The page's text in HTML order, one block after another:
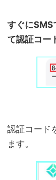
すぐにSMS
て認証コー
認証コード
ます。